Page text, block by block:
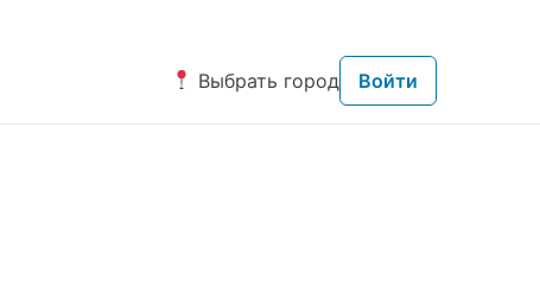
Выбрать город Войти